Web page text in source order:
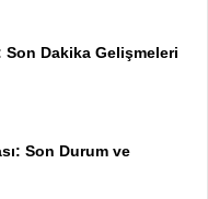
Son Dakika Gelişmeleri
Son Durum ve